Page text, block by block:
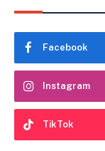
Facebook
Instagram
TikTok